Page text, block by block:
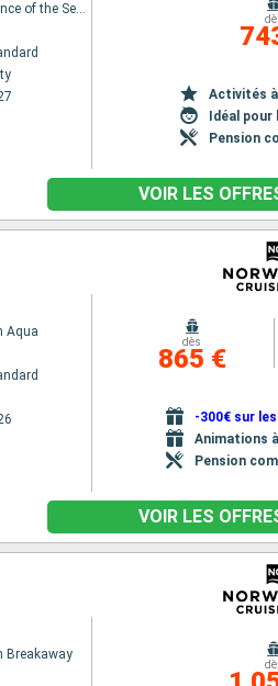
Independence of the Seas
Activités
Idéal pour
Pension
VOIR LES
Aqua
dès
865 €
-300€ sur
Animations
Pension
VOIR LES
Breakaway